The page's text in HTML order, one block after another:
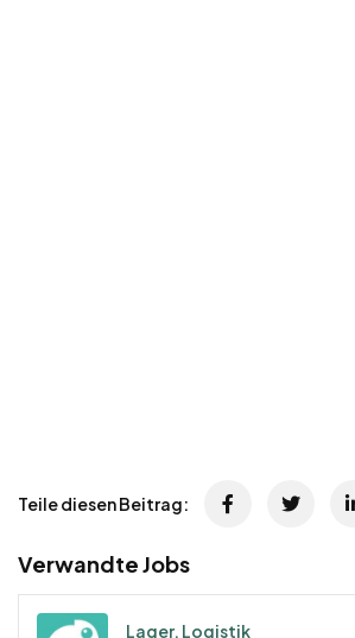
Teile diesen Beitrag:
Verwandte Jobs
Lager, Logistik